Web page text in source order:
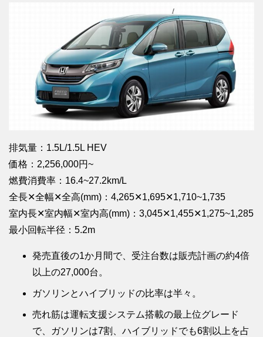
排気量：1.5L/1.5L HEV
価格：2,256,000円~
燃費消費率：16.4~27.2km/L
全長✕全幅✕全高(mm)：4,265✕1,695✕1,710~1,735
室内長✕室内幅✕室内高(mm)：3,045✕1,455✕1,275~1,285
最小回転半径：5.2m
発売直後の1か月間で、受注台数は販売計画の約4倍
以上の27,000台。
ガソリンとハイブリッドの比率は半々。
売れ筋は運転支援システム搭載の最上位グレード
で、ガソリンは7割、ハイブリッドでも6割以上を占